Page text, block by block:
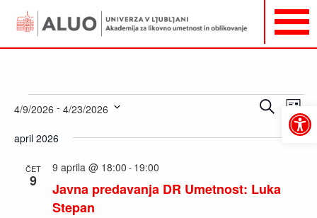
Open
toolbar
Dogodki
Dogodki
Navigacija
za
oglede
Iskanje
Seznam
4/9/2026 - 4/23/2026
datum.
april 2026
ČET
9
Javna predavanja DR Umetnost: Luka
Stepan
9 aprila @ 18:00 - 19:00